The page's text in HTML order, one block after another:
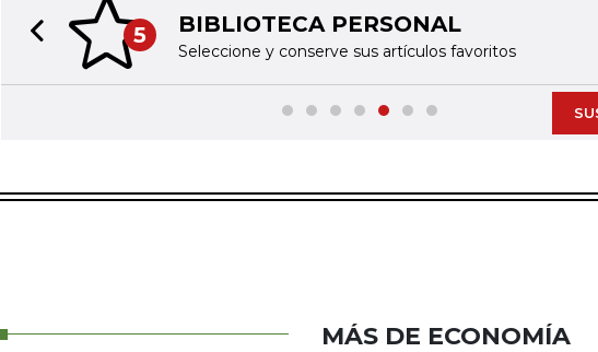
5 BIBLIOTECA PERSONAL
Seleccione y conserve sus artículos favoritos
Previous slide
MÁS DE ECONOMÍA